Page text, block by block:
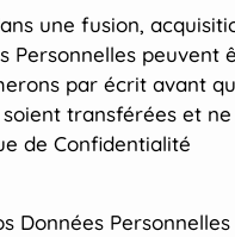
une fusion,
Personnelles peuvent
par écrit avant
transférées et ne
de Confidentialité
Données